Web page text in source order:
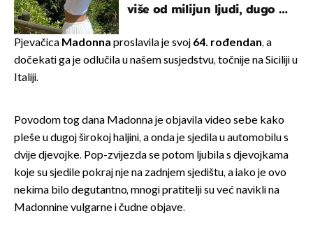
više od milijun ljudi, dugo se
Pjevačica Madonna proslavila je svoj 64. rođendan, a
dočekati ga je odlučila u našem susjedstvu, točnije na Siciliji u
Italiji.
Povodom tog dana Madonna je objavila video sebe kako
pleše u dugoj širokoj haljini, a onda je sjedila u automobilu s
dvije djevojke. Pop-zvijezda se potom ljubila s djevojkama
koje su sjedile pokraj nje na zadnjem sjedištu, a iako je ovo
nekima bilo degutantno, mnogi pratitelji su već navikli na
Madonnine vulgarne i čudne objave.